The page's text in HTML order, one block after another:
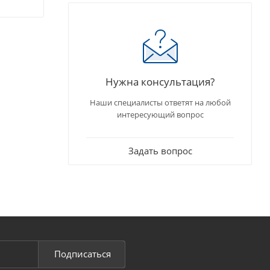
Нужна консультация?
Наши специалисты ответят на любой
интересующий вопрос
Задать вопрос
Подписаться